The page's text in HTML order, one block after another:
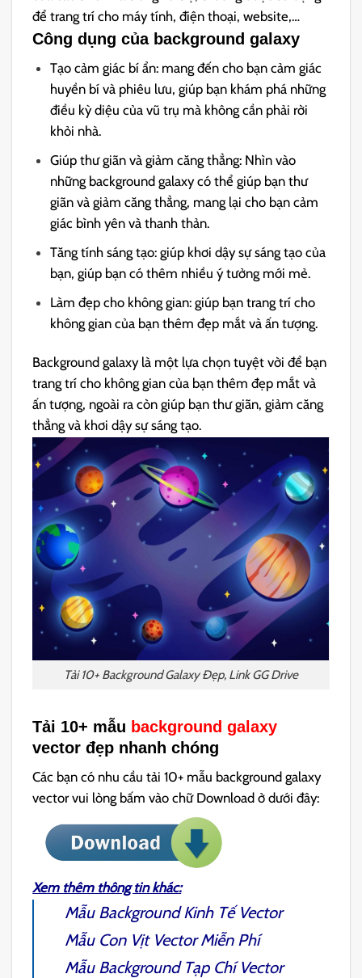
để trang trí cho máy tính, điện thoại, website,…
Công dụng của background galaxy
Tạo cảm giác bí ẩn: mang đến cho bạn cảm giác
huyền bí và phiêu lưu, giúp bạn khám phá những
điều kỳ diệu của vũ trụ mà không cần phải rời
khỏi nhà.
Giúp thư giãn và giảm căng thẳng: Nhìn vào
những background galaxy có thể giúp bạn thư
giãn và giảm căng thẳng, mang lại cho bạn cảm
giác bình yên và thanh thản.
Tăng tính sáng tạo: giúp khơi dậy sự sáng tạo của
bạn, giúp bạn có thêm nhiều ý tưởng mới mẻ.
Làm đẹp cho không gian: giúp bạn trang trí cho
không gian của bạn thêm đẹp mắt và ấn tượng.
Background galaxy là một lựa chọn tuyệt vời để bạn
trang trí cho không gian của bạn thêm đẹp mắt và
ấn tượng, ngoài ra còn giúp bạn thư giãn, giảm căng
thẳng và khơi dậy sự sáng tạo.
Tải 10+ Background Galaxy Đẹp, Link GG Drive
Tải 10+ mẫu background galaxy
vector đẹp nhanh chóng
Các bạn có nhu cầu tải 10+ mẫu background galaxy
vector vui lòng bấm vào chữ Download ở dưới đây:
Xem thêm thông tin khác:
Mẫu Background Kinh Tế Vector
Mẫu Con Vịt VectorMiễn Phí
Mẫu Background Tạp Chí Vector